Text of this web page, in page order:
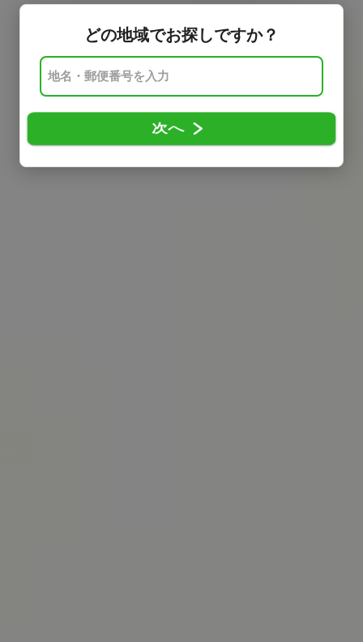
どの地域でお探しですか？
次へ